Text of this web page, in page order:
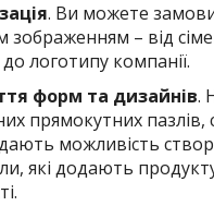
. Ви можете
зображенням – від
логотипу компанії.
форм та дизайнів.
прямокутних пазлів,
дають можливість
які додають